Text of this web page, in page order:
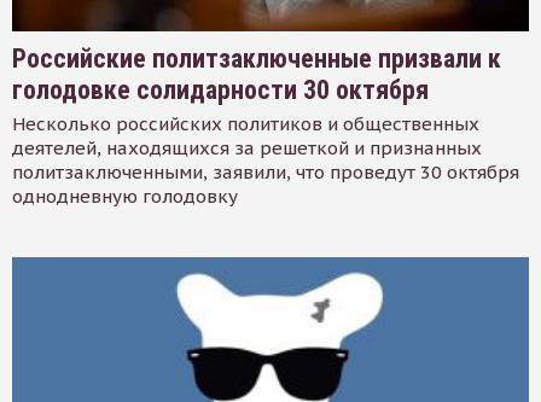
Российские политзаключенные призвали к
голодовке солидарности 30 октября
Несколько российских политиков и общественных
деятелей, находящихся за решеткой и признанных
политзаключенными, заявили, что проведут 30 октября
однодневную голодовку